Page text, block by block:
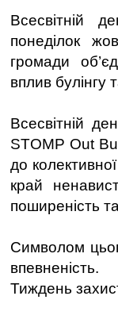
Всесвітній
понеділок
громади
вплив булінгу
Всесвітній
STOMP Out
до
край
поширеність
Символом
впевненість.
Тиждень